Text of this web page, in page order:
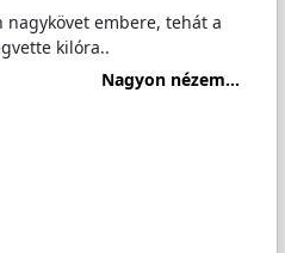
nagykövet embere, tehát a
kilóra..
Nagyon nézem...